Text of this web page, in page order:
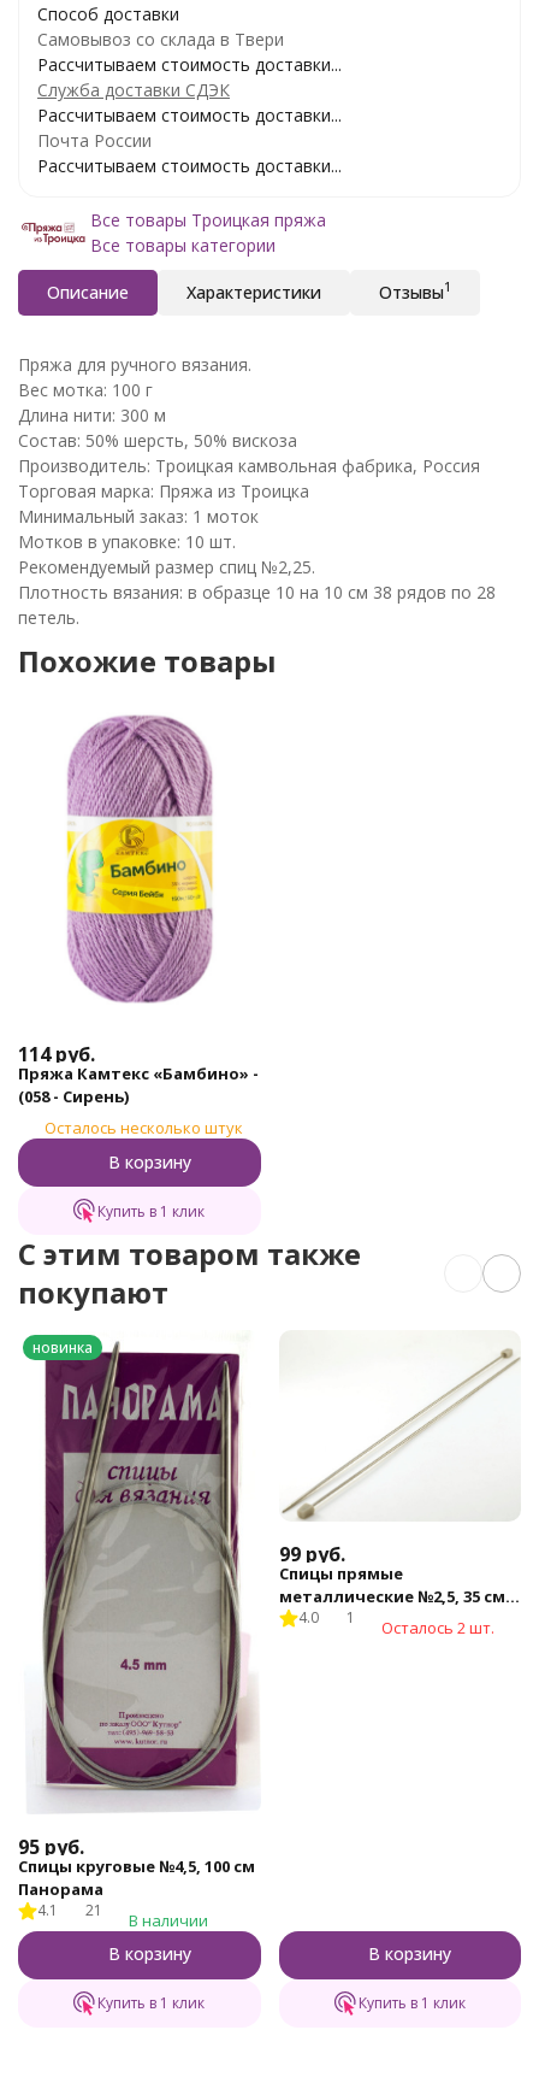
Способ доставки
Самовывоз со склада в Твери
Рассчитываем стоимость доставки...
Служба доставки СДЭК
Рассчитываем стоимость доставки...
Почта России
Рассчитываем стоимость доставки...
Все товары Троицкая пряжа
Все товары категории
Описание Характеристики Отзывы1
Пряжа для ручного вязания.
Вес мотка: 100 г
Длина нити: 300 м
Состав: 50% шерсть, 50% вискоза
Производитель: Троицкая камвольная фабрика, Россия
Торговая марка: Пряжа из Троицка
Минимальный заказ: 1 моток
Мотков в упаковке: 10 шт.
Рекомендуемый размер спиц №2,25.
Плотность вязания: в образце 10 на 10 см 38 рядов по 28
петель.
Похожие товары
114 руб.
Пряжа Камтекс «Бамбино» -
(058 - Сирень)
Осталось несколько штук
В корзину
Купить в 1 клик
C этим товаром также
покупают
новинка
95 руб.
Спицы круговые №4,5, 100 см
Панорама
4.1 21 В наличии
В корзину
Купить в 1 клик
99 руб.
Спицы прямые
металлические №2,5, 35 см,
2шт.
4.0 1 Осталось 2 шт.
В корзину
Купить в 1 клик